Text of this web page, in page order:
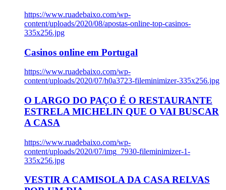
https://www.ruadebaixo.com/wp-
content/uploads/2020/08/apostas-online-top-casinos-
335x256.jpg
Casinos online em Portugal
https://www.ruadebaixo.com/wp-
content/uploads/2020/07/h0a3723-fileminimizer-335x256.jpg
O LARGO DO PAÇO É O RESTAURANTE
ESTRELA MICHELIN QUE O VAI BUSCAR
A CASA
https://www.ruadebaixo.com/wp-
content/uploads/2020/07/img_7930-fileminimizer-1-
335x256.jpg
VESTIR A CAMISOLA DA CASA RELVAS